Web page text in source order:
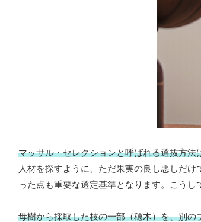
マッサル・セレクションと呼ばれる選抜方
人材を探すように、ただ果実の良し悪しだ
った点も重要な選定基準となります。こうし
母樹から採取した枝の一部（穂木）を、別